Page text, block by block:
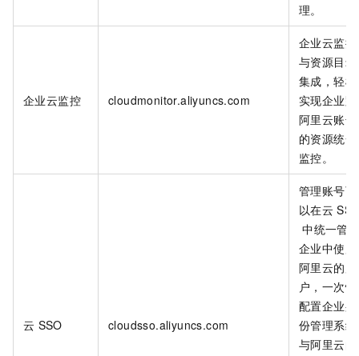
理。
企业云监控 cloudmonitor.aliyuncs.com
企业云监控
与资源目录
集成，轻松
实现企业跨
阿里云账号
的资源统一
监控。
云 SSO cloudsso.aliyuncs.com
管理账号可
以在云
中统一管
企业中使用
阿里云的用
户，一次性
配置企业身
份管理系统
与阿里云的